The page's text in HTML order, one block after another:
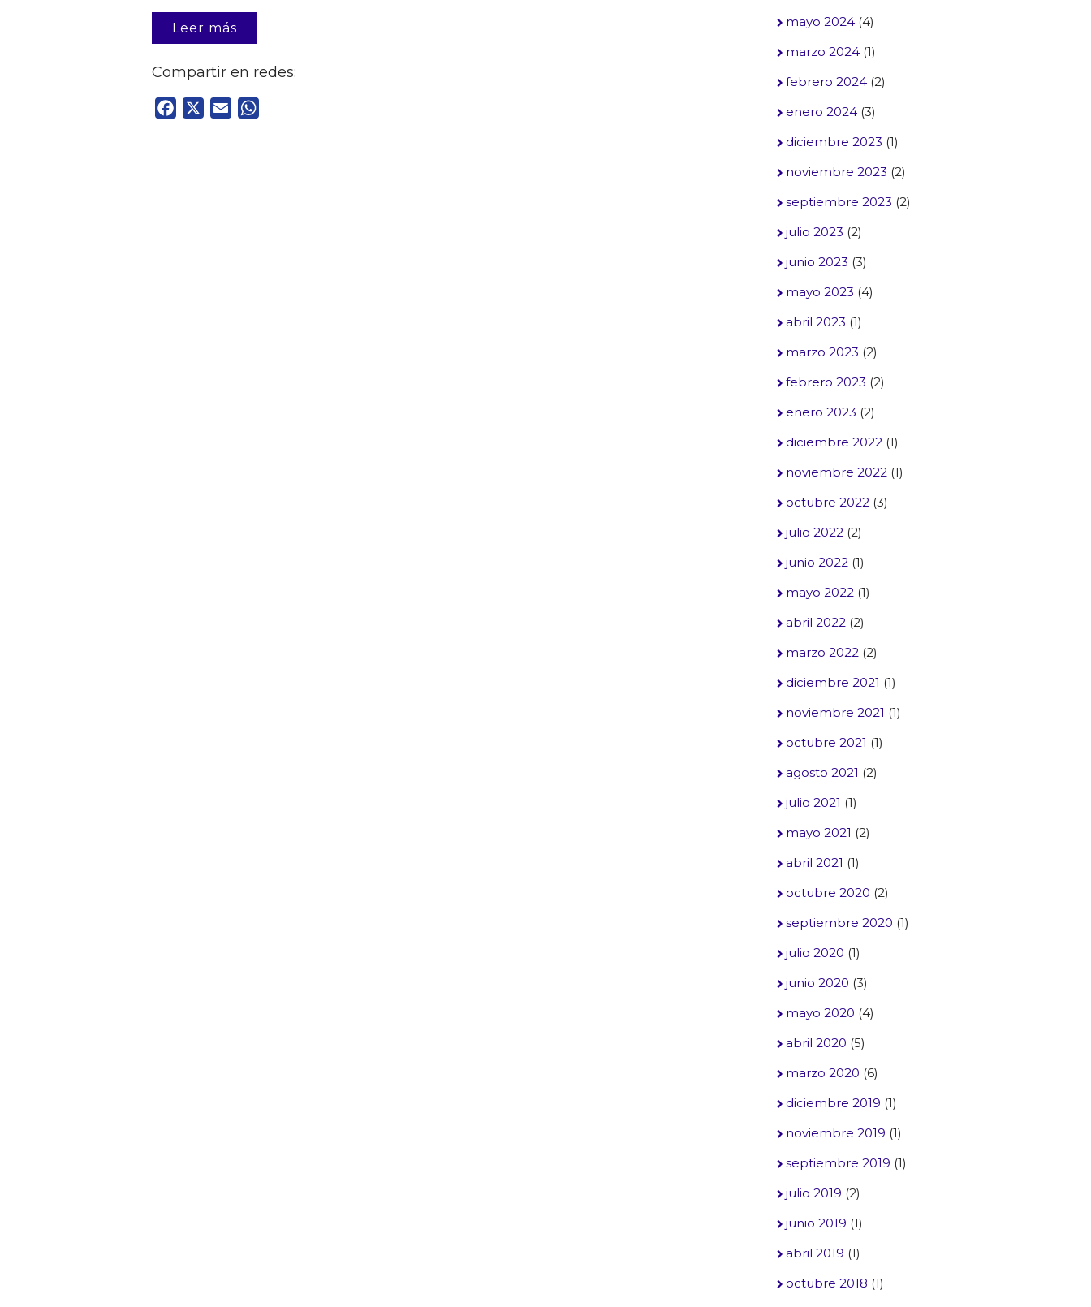
Leer más
Compartir en redes:
Facebook Email
mayo 2024 (4)
marzo 2024 (1)
febrero 2024 (2)
enero 2024 (3)
diciembre 2023 (1)
noviembre 2023 (2)
septiembre 2023 (2)
julio 2023 (2)
junio 2023 (3)
mayo 2023 (4)
abril 2023 (1)
marzo 2023 (2)
febrero 2023 (2)
enero 2023 (2)
diciembre 2022 (1)
noviembre 2022 (1)
octubre 2022 (3)
julio 2022 (2)
junio 2022 (1)
mayo 2022 (1)
abril 2022 (2)
marzo 2022 (2)
diciembre 2021 (1)
noviembre 2021 (1)
octubre 2021 (1)
agosto 2021 (2)
julio 2021 (1)
mayo 2021 (2)
abril 2021 (1)
octubre 2020 (2)
septiembre 2020 (1)
julio 2020 (1)
junio 2020 (3)
mayo 2020 (4)
abril 2020 (5)
marzo 2020 (6)
diciembre 2019 (1)
noviembre 2019 (1)
septiembre 2019 (1)
julio 2019 (2)
junio 2019 (1)
abril 2019 (1)
octubre 2018 (1)